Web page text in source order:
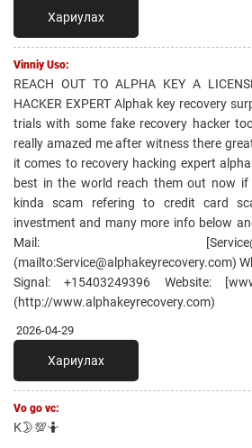
Хариулах
Vinniy Uso:
REACH OUT TO ALPHA KEY A
HACKER EXPERT Alphak key recovery
trials with some fake recovery hacker
really amazed me after witness there
it comes to recovery hacking expert
best in the world reach them out now
kinda scam refering to credit card
investment and many more info below
Mail:
(mailto:Service@alphakeyrecovery.com)
Signal: +15403249396 Website:
(http://www.alphakeyrecovery.com)
2026-04-29
Хариулах
Vo go vc:
K🌛💯🤷